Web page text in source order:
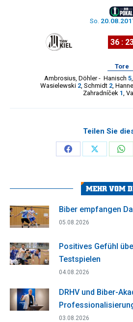
So.
36 :
Tore
Ambrosius, Döhler- Hanisch 5,
Wasielewski 2, Schmidt 2,
Zahradníček 1,
Teilen Sie
Share
Facebook
Share
X
MEHR VOM
Biber empfangen
05.08.2026
Positives Gefühl
Testspielen
04.08.2026
DRHV und Biber-
03.08.2026